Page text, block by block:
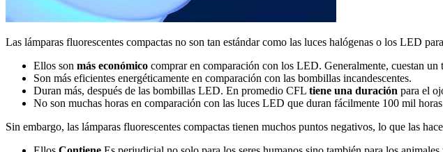
Las lámparas fluorescentes compactas no son tan estándar como las luces halógenas o los LED
Ellos son más económico comprar en comparación con los LED. Generalmente, cuestan
Son más eficientes energéticamente en comparación con las bombillas incandescentes.
Duran más, después de las bombillas LED. En promedio CFL tiene una duración para el
No son muchas horas en comparación con las luces LED que duran fácilmente 100 mil
Sin embargo, las lámparas fluorescentes compactas tienen muchos puntos negativos, lo que las